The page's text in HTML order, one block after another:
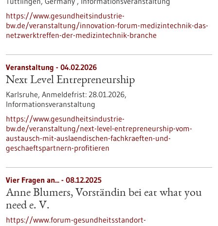
https://www.gesundheitsindustrie-
bw.de/veranstaltung/innovation-forum-medizintechnik-das-
netzwerktreffen-der-medizintechnik-branche
Veranstaltung - 04.02.2026
Next Level Entrepreneurship
Karlsruhe, Anmeldefrist: 28.01.2026,
Informationsveranstaltung
https://www.gesundheitsindustrie-
bw.de/veranstaltung/next-level-entrepreneurship-vom-
austausch-mit-auslaendischen-fachkraeften-und-
geschaeftspartnern-profitieren
Vier Fragen an... - 08.12.2025
Anne Blumers, Vorständin bei eat what you
need e. V.
https://www.forum-gesundheitsstandort-